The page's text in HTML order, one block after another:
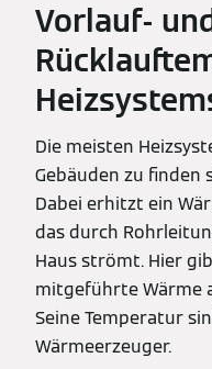
Vorlauf-
Die meisten
Gebäuden zu finden
Dabei erhitzt ein
das durch
Haus strömt. Hier
mitgeführte Wärme
Seine Temperatur
Wärmeerzeuger.